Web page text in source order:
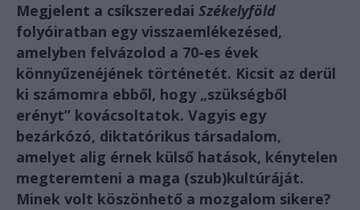
Megjelent a csíkszeredai Székelyföld
folyóiratban egy visszaemlékezésed,
amelyben felvázolod a 70-es évek
könnyűzenéjének történetét. Kicsit az derül
ki számomra ebből, hogy „szükségből
erényt” kovácsoltatok. Vagyis egy
bezárkózó, diktatórikus társadalom,
amelyet alig érnek külső hatások, kénytelen
megteremteni a maga (szub)kultúráját.
Minek volt köszönhető a mozgalom sikere?